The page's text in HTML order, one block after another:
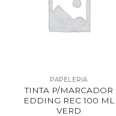
PAPELERIA
TINTA P/MARCADOR
EDDING REC 100 ML
VERD